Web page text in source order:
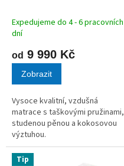
Expedujeme do 4 - 6 pracovních
dní
od 9 990 Kč
Zobrazit
Vysoce kvalitní, vzdušná
matrace s taškovými pružinami,
studenou pěnou a kokosovou
výztuhou.
Tip